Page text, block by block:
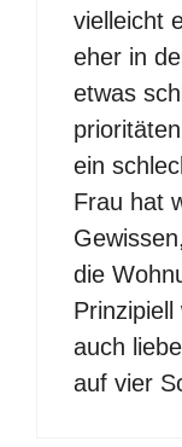
vielleicht
eher in
etwas
ein
Frau hat
die
auch
auf vier